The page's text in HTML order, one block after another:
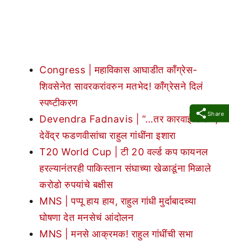
Share
Congress | महाविकास आघाडीत काँग्रेस-
शिवसेनेत सावरकरांवरुन मतभेद! काँग्रेसने दिलं
स्पष्टीकरण
Devendra Fadnavis | “…तर कारवाई करु” ;
देवेंद्र फडणवीसांचा राहुल गांधींना इशारा
T20 World Cup | टी 20 वर्ल्ड कप फायनल
हरल्यानंतरही पाकिस्तान संघाच्या खेळाडूंना मिळाले
करोडो रुपयांचे बक्षीस
MNS | पप्पू हाय हाय, राहुल गांधी मुर्दाबादच्या
घोषणा देत मनसेचं आंदोलन
MNS | मनसे आक्रमक! राहुल गांधींची सभा